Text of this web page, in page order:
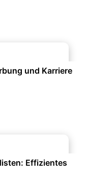
und Karriere
Effizientes